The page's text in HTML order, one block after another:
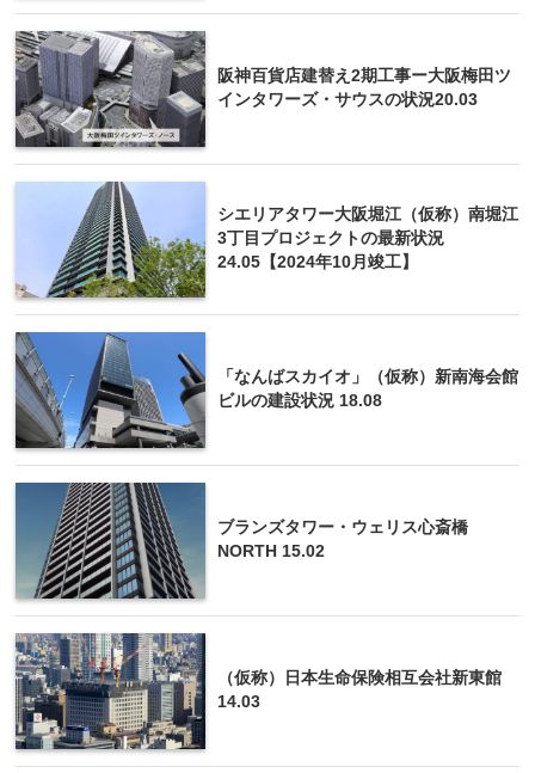
阪神百貨店建替え2期工事ー大阪梅田ツ
インタワーズ・サウスの状況20.03
シエリアタワー大阪堀江（仮称）南堀江
3丁目プロジェクトの最新状況
24.05【2024年10月竣工】
「なんばスカイオ」（仮称）新南海会館
ビルの建設状況 18.08
ブランズタワー・ウェリス心斎橋
NORTH 15.02
（仮称）日本生命保険相互会社新東館
14.03